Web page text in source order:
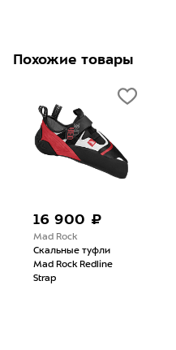
Похожие товары
16 900 ₽
Mad Rock
Скальные туфли
Mad Rock Redline
Strap